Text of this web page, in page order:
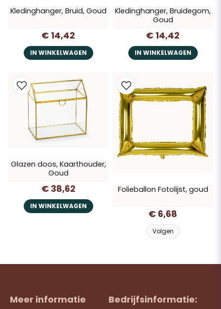
Kledinghanger, Bruid, Goud
€ 14,42
IN WINKELWAGEN
Kledinghanger, Bruidegom,
Goud
€ 14,42
IN WINKELWAGEN
Glazen doos, Kaarthouder,
Goud
€ 38,62
IN WINKELWAGEN
Folieballon Fotolijst, goud
€ 6,68
Volgen
Meer informatie Bedrijfsinformatie: